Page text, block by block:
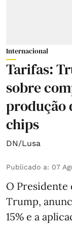
Internacional
Tarifas:
sobre
produção
chips
DN/Lusa
Publicado a: 07
O Presidente
Trump,
15% e a